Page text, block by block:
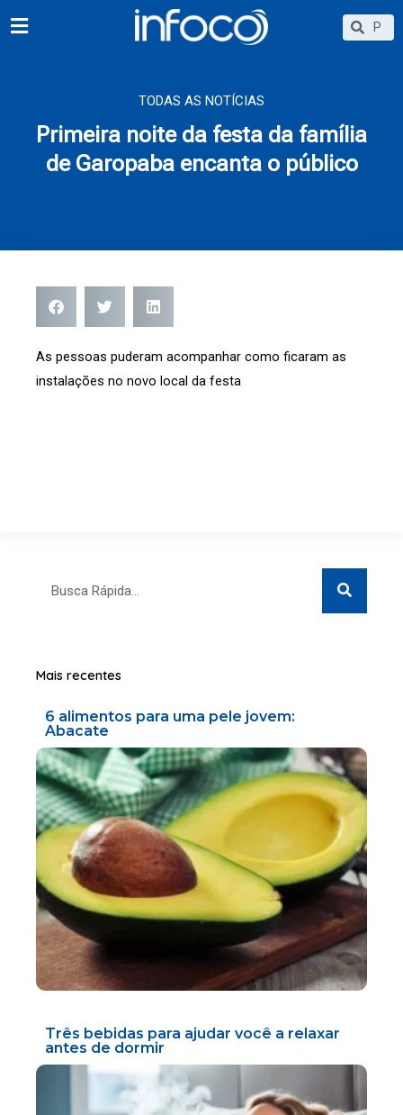
para
Search
TODAS AS NOTÍCIAS
Primeira noite da festa da família
de Garopaba encanta o público
As pessoas puderam acompanhar como ficaram as
instalações no novo local da festa
Search
Mais recentes
6 alimentos para uma pele jovem:
Abacate
Três bebidas para ajudar você a relaxar
antes de dormir